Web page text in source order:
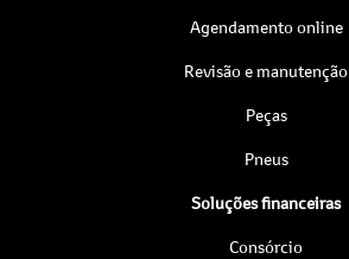
Agendamento online
Revisão e manutenção
Peças
Pneus
Soluções financeiras
Consórcio